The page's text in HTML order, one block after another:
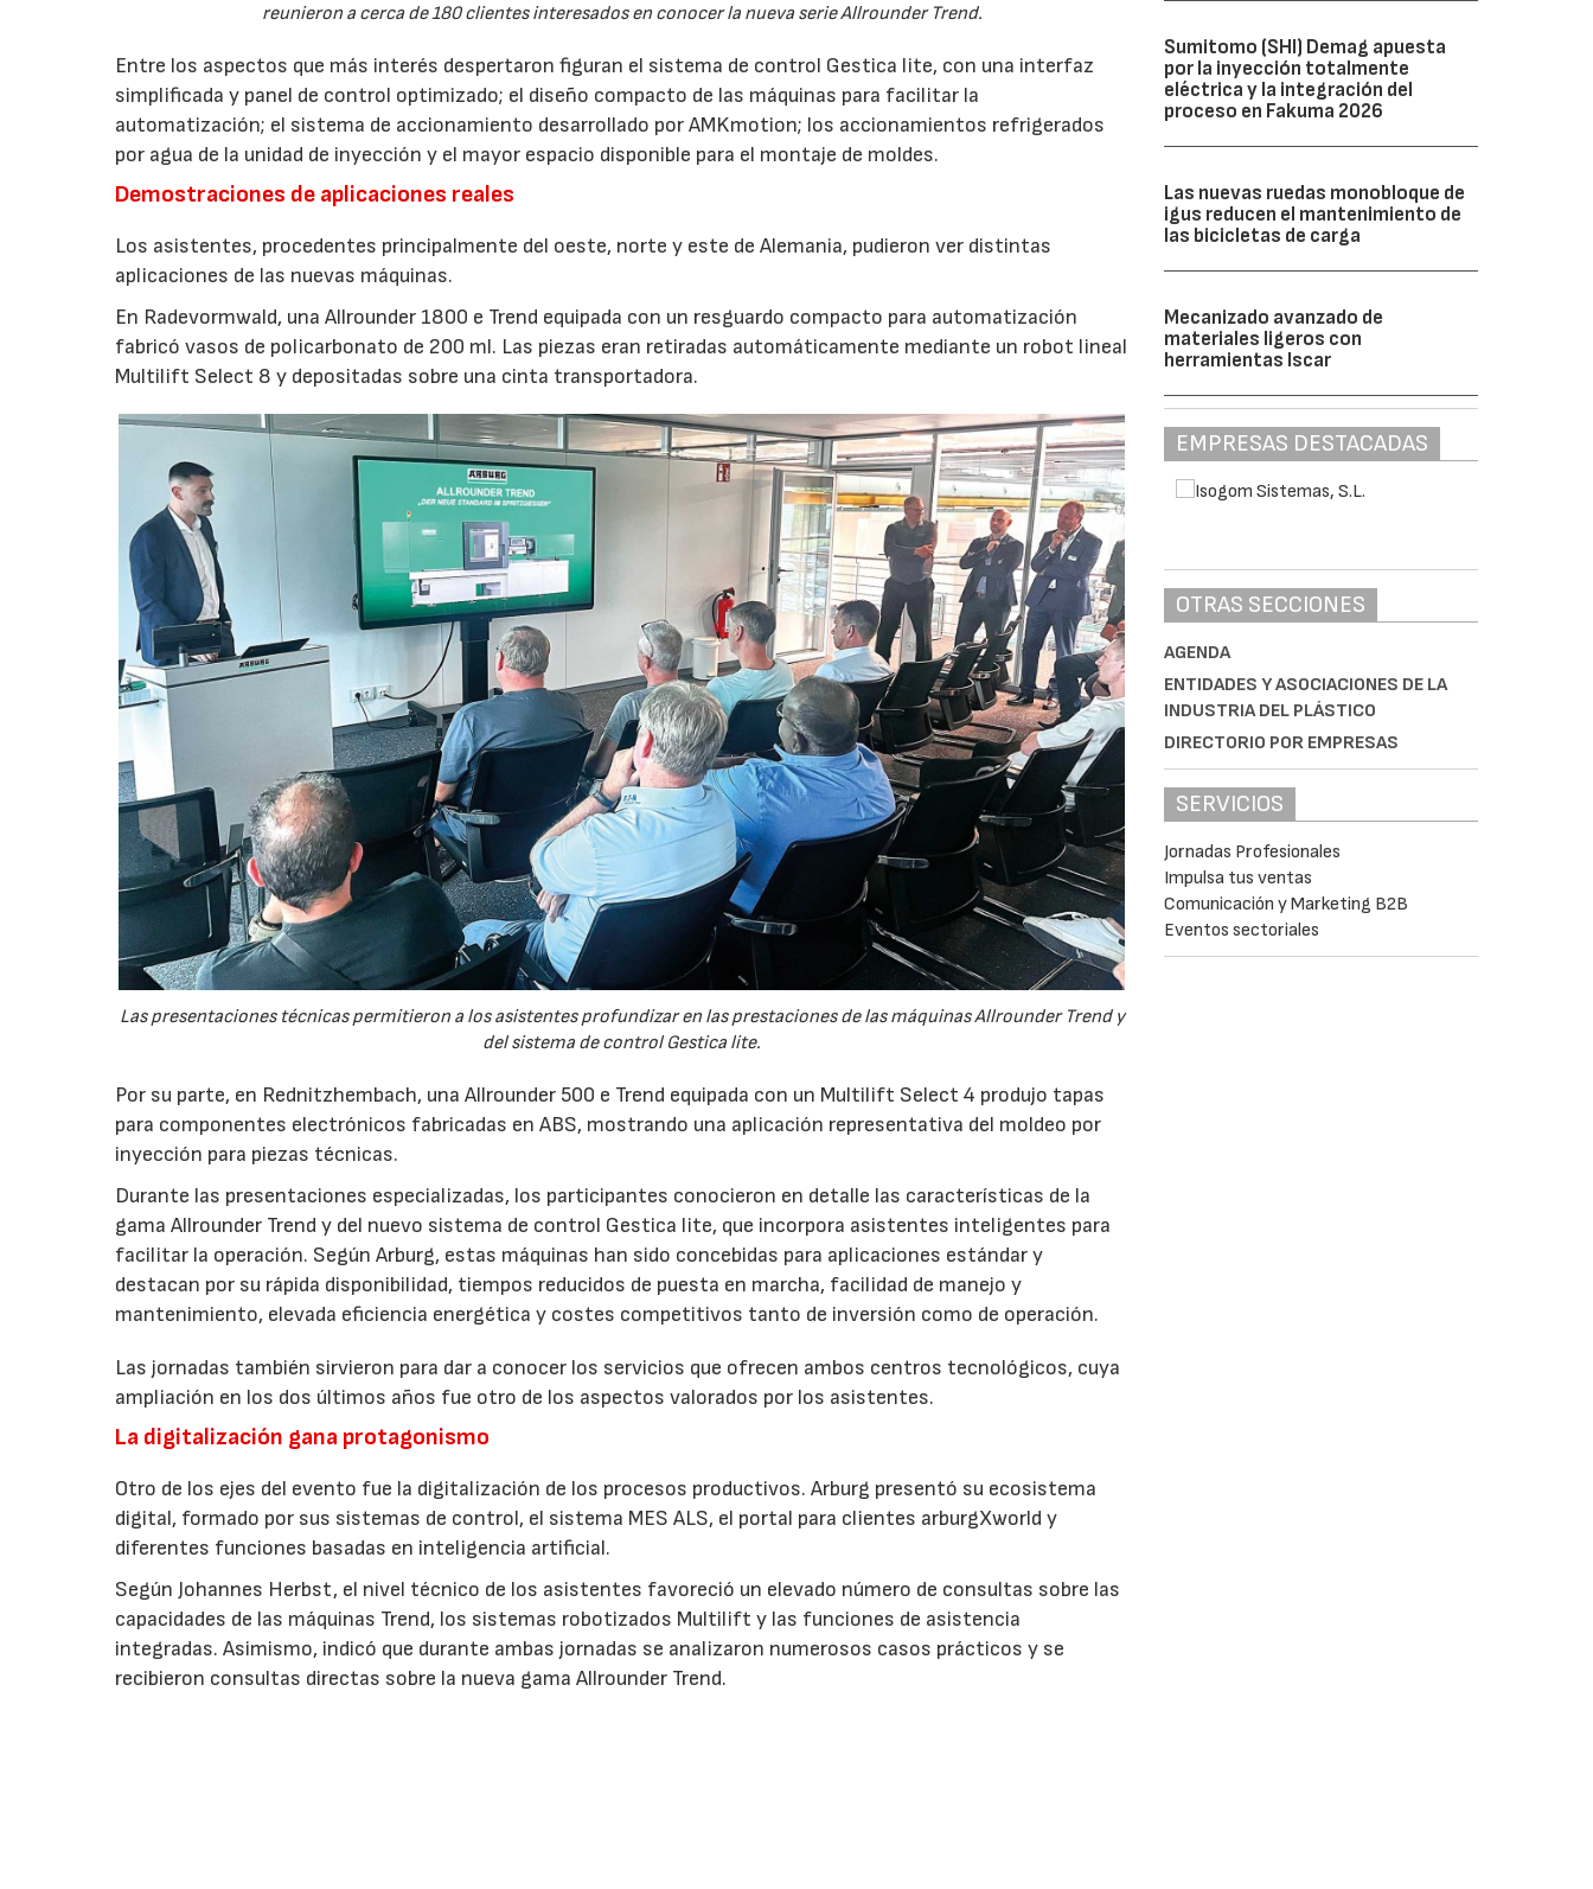
reunieron a cerca de 180 clientes interesados en conocer la nueva serie Allrounder Trend.
Entre los aspectos que más interés despertaron figuran el sistema de control Gestica lite, con una interfaz
simplificada y panel de control optimizado; el diseño compacto de las máquinas para facilitar la
automatización; el sistema de accionamiento desarrollado por AMKmotion; los accionamientos refrigerados
por agua de la unidad de inyección y el mayor espacio disponible para el montaje de moldes.
Demostraciones de aplicaciones reales
Los asistentes, procedentes principalmente del oeste, norte y este de Alemania, pudieron ver distintas
aplicaciones de las nuevas máquinas.
En Radevormwald, una Allrounder 1800 e Trend equipada con un resguardo compacto para automatización
fabricó vasos de policarbonato de 200 ml. Las piezas eran retiradas automáticamente mediante un robot lineal
Multilift Select 8 y depositadas sobre una cinta transportadora.
Las presentaciones técnicas permitieron a los asistentes profundizar en las prestaciones de las máquinas Allrounder Trend y
del sistema de control Gestica lite.
Por su parte, en Rednitzhembach, una Allrounder 500 e Trend equipada con un Multilift Select 4 produjo tapas
para componentes electrónicos fabricadas en ABS, mostrando una aplicación representativa del moldeo por
inyección para piezas técnicas.
Durante las presentaciones especializadas, los participantes conocieron en detalle las características de la
gama Allrounder Trend y del nuevo sistema de control Gestica lite, que incorpora asistentes inteligentes para
facilitar la operación. Según Arburg, estas máquinas han sido concebidas para aplicaciones estándar y
destacan por su rápida disponibilidad, tiempos reducidos de puesta en marcha, facilidad de manejo y
mantenimiento, elevada eficiencia energética y costes competitivos tanto de inversión como de operación.
Las jornadas también sirvieron para dar a conocer los servicios que ofrecen ambos centros tecnológicos, cuya
ampliación en los dos últimos años fue otro de los aspectos valorados por los asistentes.
La digitalización gana protagonismo
Otro de los ejes del evento fue la digitalización de los procesos productivos. Arburg presentó su ecosistema
digital, formado por sus sistemas de control, el sistema MES ALS, el portal para clientes arburgXworld y
diferentes funciones basadas en inteligencia artificial.
Según Johannes Herbst, el nivel técnico de los asistentes favoreció un elevado número de consultas sobre las
capacidades de las máquinas Trend, los sistemas robotizados Multilift y las funciones de asistencia
integradas. Asimismo, indicó que durante ambas jornadas se analizaron numerosos casos prácticos y se
recibieron consultas directas sobre la nueva gama Allrounder Trend.
Sumitomo (SHI) Demag apuesta
por la inyección totalmente
eléctrica y la integración del
proceso en Fakuma 2026
Las nuevas ruedas monobloque de
igus reducen el mantenimiento de
las bicicletas de carga
Mecanizado avanzado de
materiales ligeros con
herramientas Iscar
EMPRESAS DESTACADAS
OTRAS SECCIONES
AGENDA
ENTIDADES Y ASOCIACIONES DE LA
INDUSTRIA DEL PLÁSTICO
DIRECTORIO POR EMPRESAS
SERVICIOS
Jornadas Profesionales
Impulsa tus ventas
Comunicación y Marketing B2B
Eventos sectoriales